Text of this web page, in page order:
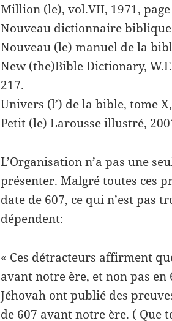
Million (le), vol.VII, 1971, page
Nouveau dictionnaire
Nouveau (le) manuel de la
New (the)Bible Dictionary,
217.
Univers (l’) de la bible, tome
Petit (le) Larousse illustré,
L’Organisation n’a pas une
présenter. Malgré toutes ces
date de 607, ce qui n’est pas
dépendent:
« Ces détracteurs affirment
avant notre ère, et non pas
Jéhovah ont publié des
de 607 avant notre ère. ( Que